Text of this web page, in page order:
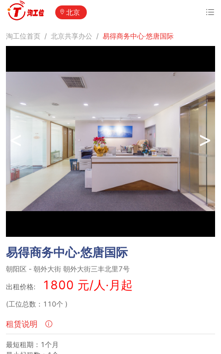
北京
淘工位首页 / 北京共享办公 / 易得商务中心·悠唐国际
>
易得商务中心·悠唐国际
朝阳区 - 朝外大街 朝外大街三丰北里7号
出租价格: 1800 元/人·月起
(工位总数：110个 )
租赁说明
最短租期：1个月